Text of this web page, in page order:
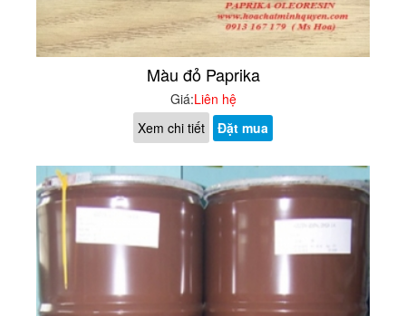
Màu đỏ Paprika
Giá:Liên hệ
Xem chi tiết
Đặt mua